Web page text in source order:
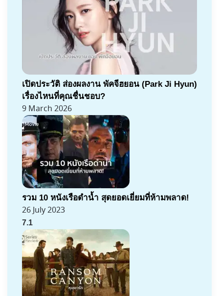
เปิดประวัติ ส่องผลงาน พัคจีฮยอน (Park Ji Hyun)
เรื่องไหนที่คุณชื่นชอบ?
9 March 2026
รวม 10 หนังเรือดำน้ำ สุดยอดเยี่ยมที่ห้ามพลาด!
26 July 2023
7.1